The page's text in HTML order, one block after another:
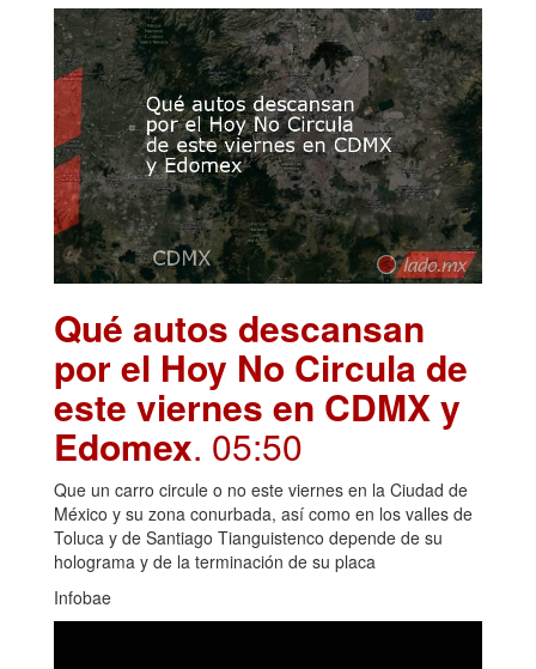
Qué autos descansan
por el Hoy No Circula de
este viernes en CDMX y
Edomex. 05:50
Que un carro circule o no este viernes en la Ciudad de
México y su zona conurbada, así como en los valles de
Toluca y de Santiago Tianguistenco depende de su
holograma y de la terminación de su placa
Infobae